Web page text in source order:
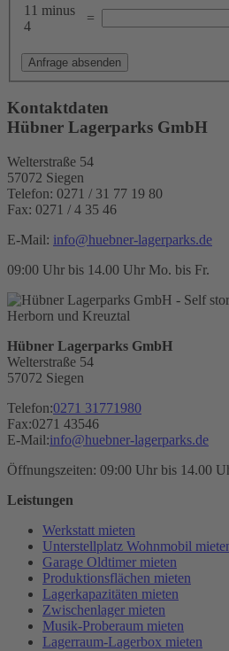
11 minus
4
=
Anfrage absenden
Kontaktdaten
Hübner Lagerparks GmbH
Welterstraße 54
57072 Siegen
Telefon: 0271 / 31 77 19 80
Fax: 0271 / 4 35 46
E-Mail: info@huebner-lagerparks.de
09:00 Uhr bis 14.00 Uhr Mo. bis Fr.
Hübner Lagerparks GmbH
Welterstraße 54
57072 Siegen
Telefon:0271 31771980
Fax:0271 43546
E-Mail:info@huebner-lagerparks.de
Öffnungszeiten: 09:00 Uhr bis 14.00
Leistungen
Werkstatt mieten
Unterstellplatz Wohnmobil
Garage Oldtimer mieten
Produktionsflächen mieten
Lagerkapazitäten mieten
Zwischenlager mieten
Musik-Proberaum mieten
Lagerraum-Lagerbox mieten